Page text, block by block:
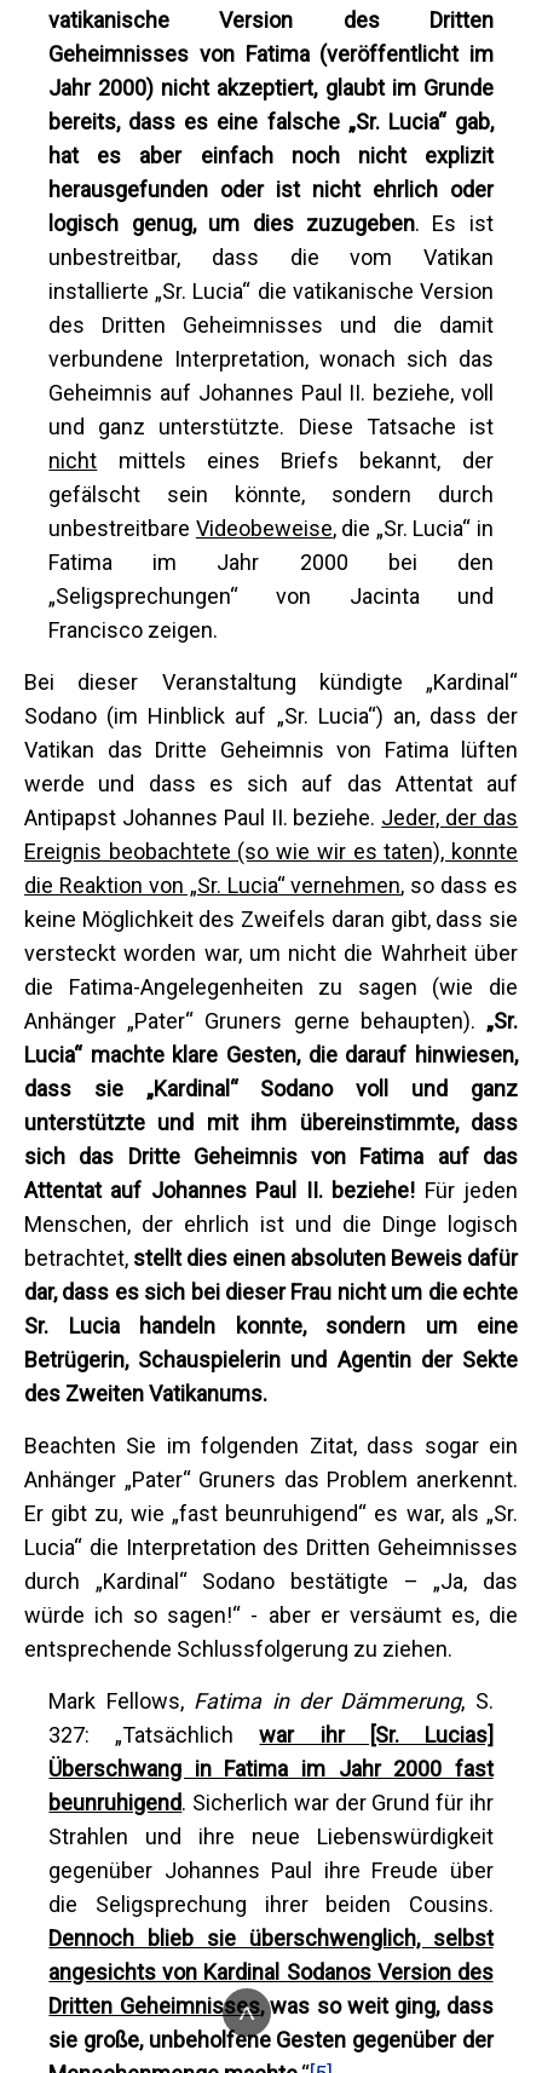
vatikanische Version des Dritten
Geheimnisses von Fatima (veröffentlicht im
Jahr 2000) nicht akzeptiert, glaubt im Grunde
bereits, dass es eine falsche „Sr. Lucia“ gab,
hat es aber einfach noch nicht explizit
herausgefunden oder ist nicht ehrlich oder
logisch genug, um dies zuzugeben. Es ist
unbestreitbar, dass die vom Vatikan
installierte „Sr. Lucia“ die vatikanische Version
des Dritten Geheimnisses und die damit
verbundene Interpretation, wonach sich das
Geheimnis auf Johannes Paul II. beziehe, voll
und ganz unterstützte. Diese Tatsache ist
nicht mittels eines Briefs bekannt, der
gefälscht sein könnte, sondern durch
unbestreitbare Videobeweise, die „Sr. Lucia“ in
Fatima im Jahr 2000 bei den
„Seligsprechungen“ von Jacinta und
Francisco zeigen.
Bei dieser Veranstaltung kündigte „Kardinal“
Sodano (im Hinblick auf „Sr. Lucia“) an, dass der
Vatikan das Dritte Geheimnis von Fatima lüften
werde und dass es sich auf das Attentat auf
Antipapst Johannes Paul II. beziehe. Jeder, der das
Ereignis beobachtete (so wie wir es taten), konnte
die Reaktion von „Sr. Lucia“ vernehmen, so dass es
keine Möglichkeit des Zweifels daran gibt, dass sie
versteckt worden war, um nicht die Wahrheit über
die Fatima-Angelegenheiten zu sagen (wie die
Anhänger „Pater“ Gruners gerne behaupten). „Sr.
Lucia“ machte klare Gesten, die darauf hinwiesen,
dass sie „Kardinal“ Sodano voll und ganz
unterstützte und mit ihm übereinstimmte, dass
sich das Dritte Geheimnis von Fatima auf das
Attentat auf Johannes Paul II. beziehe! Für jeden
Menschen, der ehrlich ist und die Dinge logisch
betrachtet, stellt dies einen absoluten Beweis dafür
dar, dass es sich bei dieser Frau nicht um die echte
Sr. Lucia handeln konnte, sondern um eine
Betrügerin, Schauspielerin und Agentin der Sekte
des Zweiten Vatikanums.
Beachten Sie im folgenden Zitat, dass sogar ein
Anhänger „Pater“ Gruners das Problem anerkennt.
Er gibt zu, wie „fast beunruhigend“ es war, als „Sr.
Lucia“ die Interpretation des Dritten Geheimnisses
durch „Kardinal“ Sodano bestätigte – „Ja, das
würde ich so sagen!“ - aber er versäumt es, die
entsprechende Schlussfolgerung zu ziehen.
Mark Fellows, Fatima in der Dämmerung, S.
327: „Tatsächlichwar ihr [Sr. Lucias]
Überschwang in Fatima im Jahr 2000 fast
beunruhigend. Sicherlich war der Grund für ihr
Strahlen und ihre neue Liebenswürdigkeit
gegenüber Johannes Paul ihre Freude über
die Seligsprechung ihrer beiden Cousins.
Dennoch blieb sie überschwenglich, selbst
angesichts von Kardinal Sodanos Version des
Dritten Geheimnisses, was so weit ging, dass
sie große, unbeholfene Gesten gegenüber der
^